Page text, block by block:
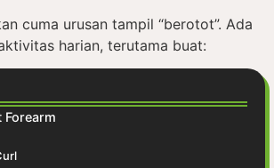
cuma urusan tampil “berotot”. Ada
harian, terutama buat:
Forearm